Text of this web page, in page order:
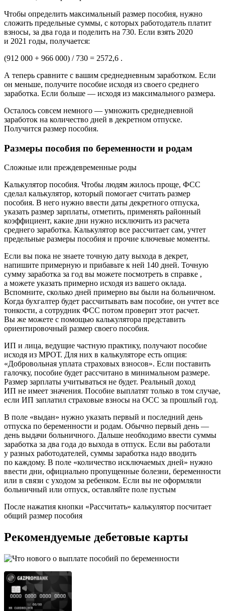
Чтобы определить максимальный размер пособия, нужно
сложить предельные суммы, с которых работодатель платит
взносы, за два года и поделить на 730. Если взять 2020
и 2021 годы, получается:
(912 000 + 966 000) / 730 = 2572,6 .
А теперь сравните с вашим среднедневным заработком. Если
он меньше, получите пособие исходя из своего среднего
заработка. Если больше — исходя из максимального размера.
Осталось совсем немного — умножить среднедневной
заработок на количество дней в декретном отпуске.
Получится размер пособия.
Размеры пособия по беременности и родам
Сложные или преждевременные роды
Калькулятор пособия. Чтобы людям жилось проще, ФСС
сделал калькулятор, который помогает считать размер
пособия. В него нужно ввести даты декретного отпуска,
указать размер зарплаты, отметить, применять районный
коэффициент, какие дни нужно исключить из расчета
среднего заработка. Калькулятор все рассчитает сам, учтет
предельные размеры пособия и прочие ключевые моменты.
Если вы пока не знаете точную дату выхода в декрет,
напишите примерную и прибавьте к ней 140 дней. Точную
сумму заработка за год вы можете посмотреть в справке ,
а можете указать примерно исходя из вашего оклада.
Вспомните, сколько дней примерно вы были на больничном.
Когда бухгалтер будет рассчитывать вам пособие, он учтет все
тонкости, а сотрудник ФСС потом проверит этот расчет.
Вы же можете с помощью калькулятора представить
ориентировочный размер своего пособия.
ИП и лица, ведущие частную практику, получают пособие
исходя из МРОТ. Для них в калькуляторе есть опция:
«Добровольная уплата страховых взносов». Если поставить
галочку, пособие будет рассчитано в минимальном размере.
Размер зарплаты учитываться не будет. Реальный доход
ИП не имеет значения. Пособие выплатят только в том случае,
если ИП заплатил страховые взносы на ОСС за прошлый год.
В поле «выдан» нужно указать первый и последний день
отпуска по беременности и родам. Обычно первый день —
день выдачи больничного. Дальше необходимо ввести суммы
заработка за два года до выхода в отпуск. Если вы работали
у разных работодателей, суммы заработка надо вводить
по каждому. В поле «количество исключаемых дней» нужно
ввести дни, официально пропущенные болезни, беременности
или в связи с уходом за ребенком. Если вы не оформляли
больничный или отпуск, оставляйте поле пустым
После нажатия кнопки «Рассчитать» калькулятор посчитает
общий размер пособия
Рекомендуемые дебетовые карты